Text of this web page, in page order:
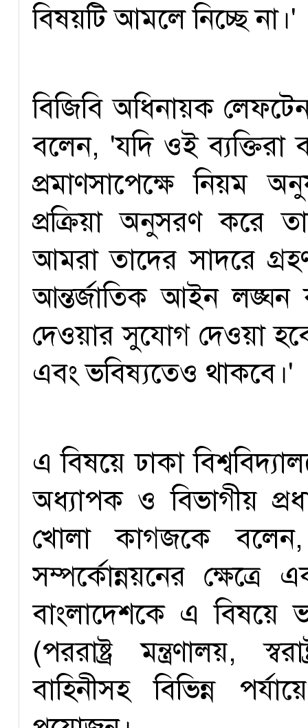
বিষয়টি আমলে নিচ্ছে না।'
বিজিবি অধিনায়ক
বলেন, 'যদি ওই ব্যক্তিরা
প্রমাণসাপেক্ষে নিয়ম
প্রক্রিয়া অনুসরণ করে
আমরা তাদের সাদরে
আন্তর্জাতিক আইন লঙ্ঘন
দেওয়ার সুযোগ দেওয়া
এবং ভবিষ্যতেও থাকবে।'
এ বিষয়ে ঢাকা
অধ্যাপক ও বিভাগীয়
খোলা কাগজকে
সম্পর্কোন্নয়নের
বাংলাদেশকে এ বিষয়ে
(পররাষ্ট্র মন্ত্রণালয়,
বাহিনীসহ বিভিন্ন